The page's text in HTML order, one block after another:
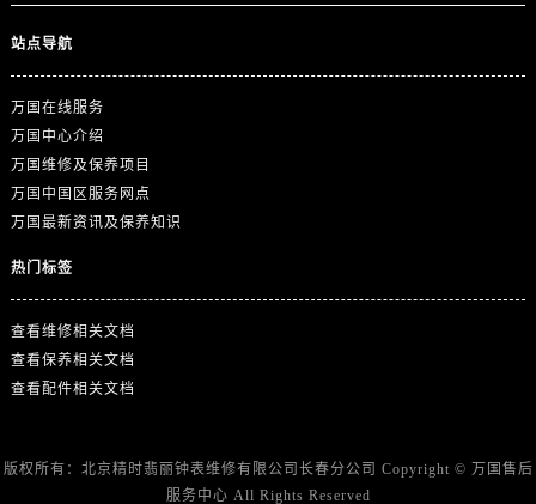
澳门特别行政区风顺堂区南湾大马路万国售后服务中心（需提前预约）
澳门特别行政区花王堂区大三巴商圈万国售后服务中心（需提前预约）
广东省揭阳市榕城进贤门步行街万国售后服务中心（需提前预约）
站点导航
万国在线服务
万国中心介绍
万国维修及保养项目
万国中国区服务网点
万国最新资讯及保养知识
热门标签
查看维修相关文档
查看保养相关文档
查看配件相关文档
版权所有：北京精时翡丽钟表维修有限公司长春分公司 Copyright © 万国售后
服务中心 All Rights Reserved